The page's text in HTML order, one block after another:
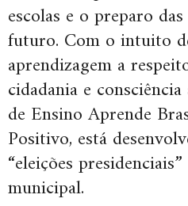
escolas e o preparo
futuro. Com o intuito
aprendizagem a
cidadania e
de Ensino Aprende
Positivo, está
“eleições
municipal.